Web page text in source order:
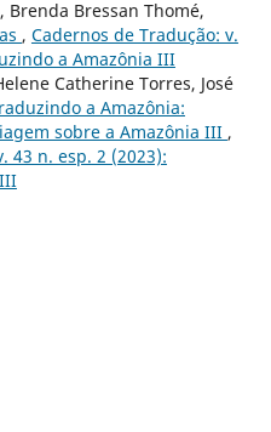
Brenda Bressan Thomé,
, Cadernos de Tradução: v.
a Amazônia III
Catherine Torres, José
a Amazônia:
sobre a Amazônia III ,
43 n. esp. 2 (2023):